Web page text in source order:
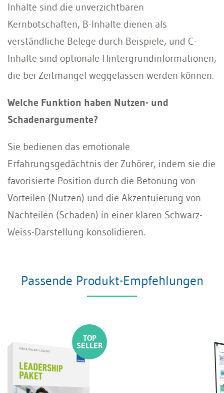
Inhalte sind die unverzichtbaren
Kernbotschaften, B-Inhalte dienen als
verständliche Belege durch Beispiele, und C-
Inhalte sind optionale Hintergrundinformationen,
die bei Zeitmangel weggelassen werden können.
Welche Funktion haben Nutzen- und
Schadenargumente?
Sie bedienen das emotionale
Erfahrungsgedächtnis der Zuhörer, indem sie die
favorisierte Position durch die Betonung von
Vorteilen (Nutzen) und die Akzentuierung von
Nachteilen (Schaden) in einer klaren Schwarz-
Weiss-Darstellung konsolidieren.
Passende Produkt-Empfehlungen